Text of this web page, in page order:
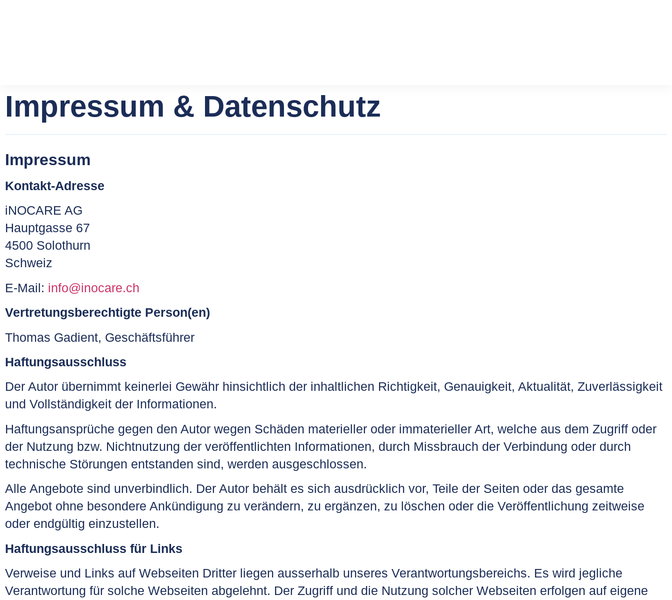
Impressum & Datenschutz
Impressum
Kontakt-Adresse
iNOCARE AG
Hauptgasse 67
4500 Solothurn
Schweiz
E-Mail: info@inocare.ch
Vertretungsberechtigte Person(en)
Thomas Gadient, Geschäftsführer
Haftungsausschluss
Der Autor übernimmt keinerlei Gewähr hinsichtlich der inhaltlichen Richtigkeit, Genauigkeit, Aktualität, Zuverlässigkeit
und Vollständigkeit der Informationen.
Haftungsansprüche gegen den Autor wegen Schäden materieller oder immaterieller Art, welche aus dem Zugriff oder
der Nutzung bzw. Nichtnutzung der veröffentlichten Informationen, durch Missbrauch der Verbindung oder durch
technische Störungen entstanden sind, werden ausgeschlossen.
Alle Angebote sind unverbindlich. Der Autor behält es sich ausdrücklich vor, Teile der Seiten oder das gesamte
Angebot ohne besondere Ankündigung zu verändern, zu ergänzen, zu löschen oder die Veröffentlichung zeitweise
oder endgültig einzustellen.
Haftungsausschluss für Links
Verweise und Links auf Webseiten Dritter liegen ausserhalb unseres Verantwortungsbereichs. Es wird jegliche
Verantwortung für solche Webseiten abgelehnt. Der Zugriff und die Nutzung solcher Webseiten erfolgen auf eigene